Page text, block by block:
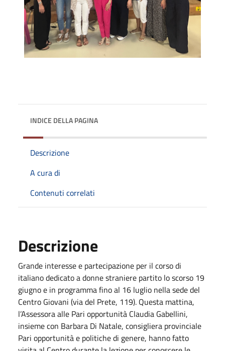
INDICE DELLA PAGINA
Descrizione
A cura di
Contenuti correlati
Descrizione
Grande interesse e partecipazione per il corso di
italiano dedicato a donne straniere partito lo scorso 19
giugno e in programma fino al 16 luglio nella sede del
Centro Giovani (via del Prete, 119). Questa mattina,
l’Assessora alle Pari opportunità Claudia Gabellini,
insieme con Barbara Di Natale, consigliera provinciale
Pari opportunità e politiche di genere, hanno fatto